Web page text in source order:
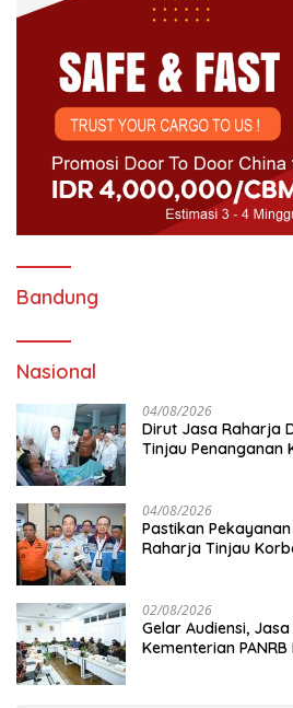
Bandung
Nasional
04/08/2026
Dirut Jasa Raharja
Tinjau Penanganan
04/08/2026
Pastikan
Raharja Tinjau
02/08/2026
Gelar Audiensi,
Kementerian